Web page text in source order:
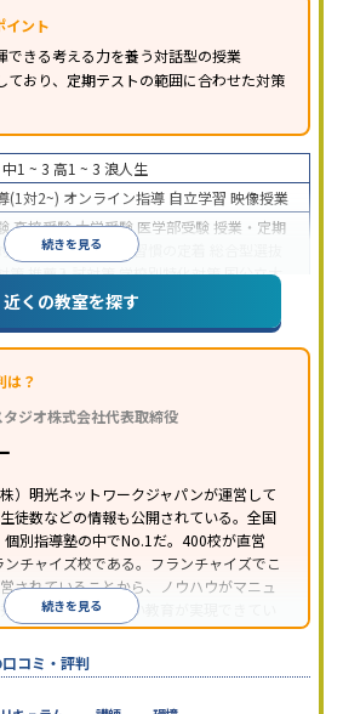
イント
できる考える力を養う対話型の授業
ており、定期テストの範囲に合わせた対策
続きを見る
中1 ~ 3 高1 ~ 3 浪人生
(1対2~) オンライン指導 自立学習 映像授業
高校受験大学受験 医学部受験 授業・定期
策
内申点対策 学習習慣の定着
策推薦入試対策学校別特化対策国公立大
大対策共通テスト対策
英語・英会話特化
他科目別特化対策
校生に対応
能
オンライン対応1科目から受講可能
受講可
高学年の個別指導塾アンケート調査方法を参
近くの教室を探す
は？
タジオ株式会社代表取締役
）明光ネットワークジャパンが運営して
徒数などの情報も公開されている。全国
別指導塾の中でNo.1だ。400校が直営
チャイズ校である。フランチャイズでこ
されていることから、ノウハウがマニュ
な人材に依存しない教育が実現できてい
続きを見る
コミ・評判